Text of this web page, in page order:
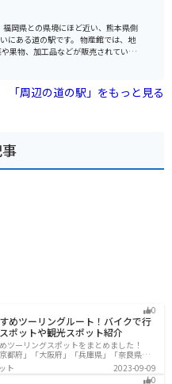
は、美しい海岸線が続くサンセット
ングに最適なルートもあります。
】 * 絶景スポットとして人気 * 新鮮
る * バイク駐車場あり * 周辺にツー
福岡県との県境にほど近い、熊本県側
の駅です。 物産館では、地
果物、加工品などが販売されていま
はフルーツの里として知られてお
ができる観光農園もあります。 レス
産の食材を使った料理が味わえます。
リングで疲れた体を癒やすこともで
観光スポットを巡ってみるのも良い
「周辺の道の駅」をもっと見る
0
めツーリングルート！バイクで行
ポットや観光スポット紹介
ツーリングスポットをまとめました！
京都府」「大阪府」「兵庫県」「奈良県」
県の観光地紹介します。自然豊かな山々
点在し、四季折々の景色を楽しめるスポ
ト
2023-09-09
0